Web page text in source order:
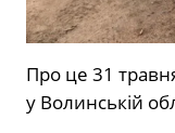
Про це 31
у Волинській